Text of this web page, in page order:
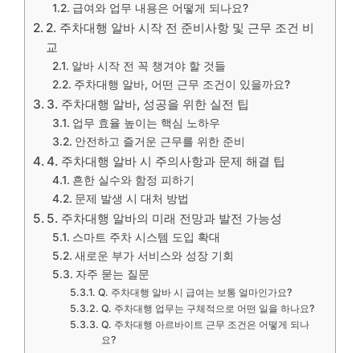
급여와 업무 내용은 어떻게 되나요?
2. 주차대행 알바 시작 전 준비사항 및 근무 조건 비
교
알바 시작 전 꼭 챙겨야 할 것들
주차대행 알바, 어떤 근무 조건이 있을까요?
3. 주차대행 알바, 성공을 위한 실전 팁
업무 효율 높이는 핵심 노하우
안전하고 즐거운 근무를 위한 준비
4. 주차대행 알바 시 주의사항과 문제 해결 팁
흔한 실수와 함정 피하기
문제 발생 시 대처 방법
5. 주차대행 알바의 미래 전망과 발전 가능성
스마트 주차 시스템 도입 확대
새로운 부가 서비스와 성장 기회
자주 묻는 질문
Q. 주차대행 알바 시 급여는 보통 얼마인가요?
Q. 주차대행 업무는 구체적으로 어떤 일을 하나요?
Q. 주차대행 아르바이트 근무 조건은 어떻게 되나
요?